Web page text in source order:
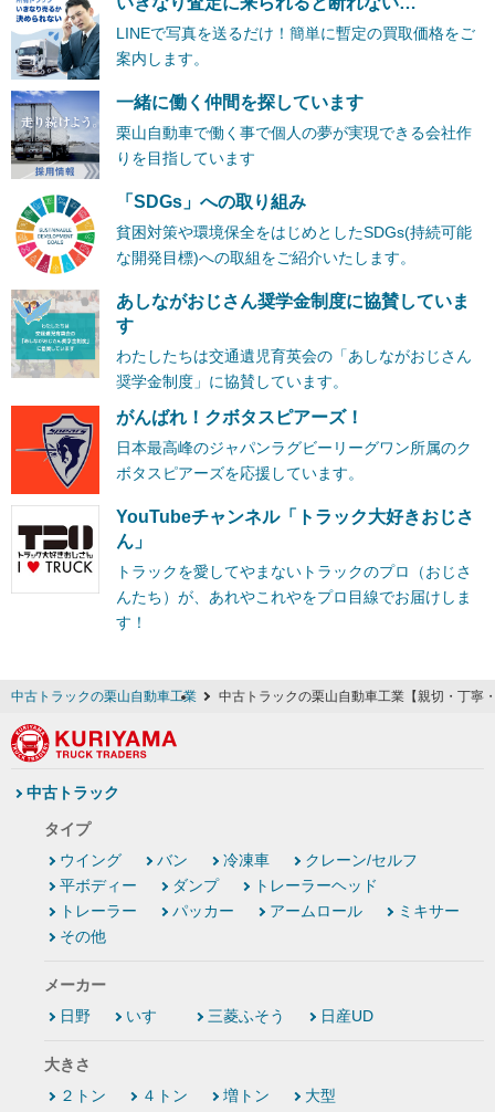
LINEで写真を送るだけ！簡単に暫定の買取価格をご
案内します。
一緒に働く仲間を探しています
栗山自動車で働く事で個人の夢が実現できる会社作
りを目指しています
「SDGs」への取り組み
貧困対策や環境保全をはじめとしたSDGs(持続可能
な開発目標)への取組をご紹介いたします。
あしながおじさん奨学金制度に協賛していま
す
わたしたちは交通遺児育英会の「あしながおじさん
奨学金制度」に協賛しています。
がんばれ！クボタスピアーズ！
日本最高峰のジャパンラグビーリーグワン所属のク
ボタスピアーズを応援しています。
YouTubeチャンネル「トラック大好きおじさ
ん」
トラックを愛してやまないトラックのプロ（おじさ
んたち）が、あれやこれやをプロ目線でお届けしま
す！
中古トラックの栗山自動車工業 中古トラックの栗山自動車工業【親切・丁寧
中古トラック
タイプ
ウイング
バン 冷凍車
クレーン/セルフ
平ボディー
ダンプ
トレーラーヘッド
トレーラー
パッカー アームロール
ミキサー
その他
メーカー
日野
いすゞ 三菱ふそう 日産UD
大きさ
２トン
４トン 増トン 大型